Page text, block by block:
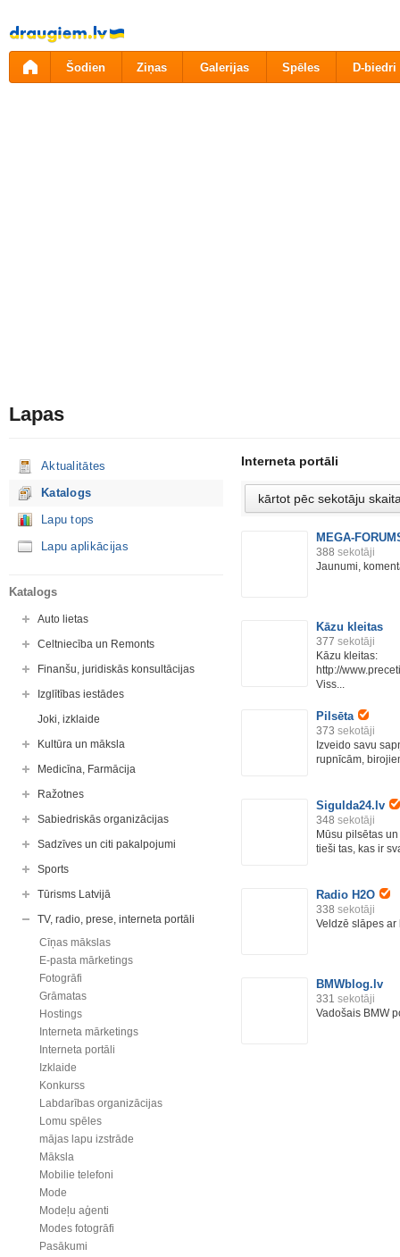
Pāriet
uz
saturu
Šodien Ziņas Galerijas Spēles D-biedri
Lapas
Aktualitātes
Katalogs
Lapu tops
Lapu aplikācijas
Katalogs
Auto lietas
Celtniecība un Remonts
Finanšu, juridiskās konsultācijas
Izglītības iestādes
Joki, izklaide
Kultūra un māksla
Medicīna, Farmācija
Ražotnes
Sabiedriskās organizācijas
Sadzīves un citi pakalpojumi
Sports
Tūrisms Latvijā
TV, radio, prese, interneta portāli
Cīņas mākslas
E-pasta mārketings
Fotogrāfi
Grāmatas
Hostings
Interneta mārketings
Interneta portāli
Izklaide
Konkurss
Labdarības organizācijas
Lomu spēles
mājas lapu izstrāde
Māksla
Mobilie telefoni
Mode
Modeļu aģenti
Modes fotogrāfi
Pasākumi
Interneta portāli
MEGA-
388 sekotāji
Jaunumi,
Kāzu kleitas
377 sekotāji
Kāzu kleitas:
http://
Viss...
Pilsēta
373 sekotāji
Izveido savu
rupnīcām,
Sigulda24.lv
348 sekotāji
Mūsu pilsētas
tieši tas, kas ir
Radio H2O
338 sekotāji
Veldzē slāpes
BMWblog.lv
331 sekotāji
Vadošais BMW